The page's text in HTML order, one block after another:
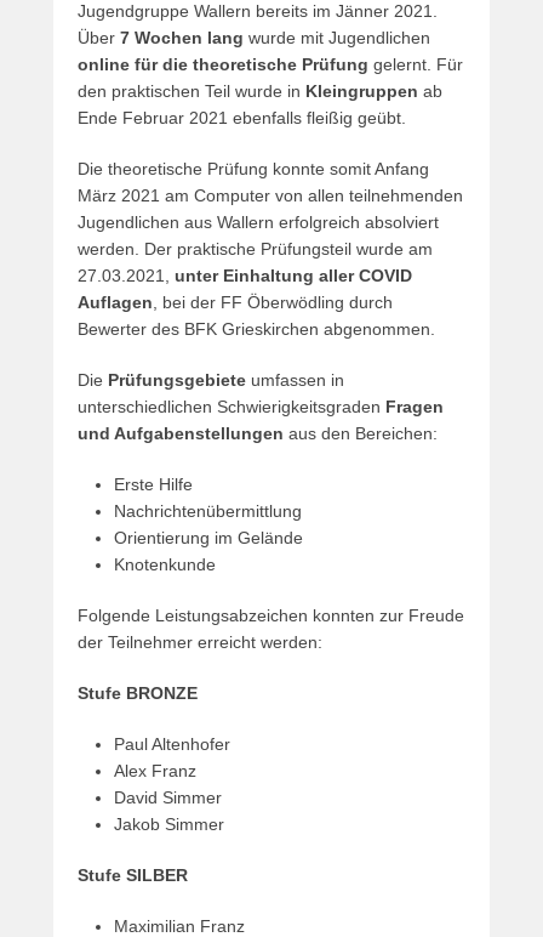
Jugendgruppe Wallern bereits im Jänner 2021.
Über 7 Wochen lang wurde mit Jugendlichen
online für die theoretische Prüfung gelernt. Für
den praktischen Teil wurde in Kleingruppen ab
Ende Februar 2021 ebenfalls fleißig geübt.
Die theoretische Prüfung konnte somit Anfang
März 2021 am Computer von allen teilnehmenden
Jugendlichen aus Wallern erfolgreich absolviert
werden. Der praktische Prüfungsteil wurde am
27.03.2021,
unter Einhaltung aller COVID
Auflagen , bei der FF Öberwödling durch
Bewerter des BFK Grieskirchen abgenommen.
Die Prüfungsgebiete umfassen in
unterschiedlichen Schwierigkeitsgraden Fragen
und Aufgabenstellungen aus den Bereichen:
Erste Hilfe
Nachrichtenübermittlung
Orientierung im Gelände
Knotenkunde
Folgende Leistungsabzeichen konnten zur Freude
der Teilnehmer erreicht werden:
Stufe BRONZE
Paul Altenhofer
Alex Franz
David Simmer
Jakob Simmer
Stufe SILBER
Maximilian Franz